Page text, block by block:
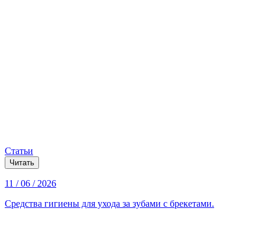
Статьи
Читать
11 / 06 / 2026
Средства гигиены для ухода за зубами с брекетами.